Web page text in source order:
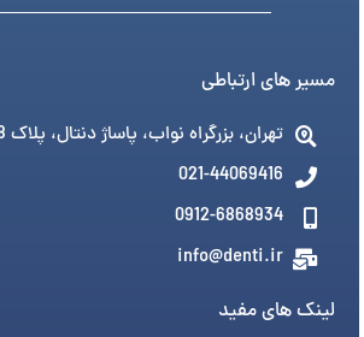
مسیر های ارتباطی
تهران، بزرگراه نواب، پاساژ دنتال، پلاک 128
021-44069416
0912-6868934
info@denti.ir
لینک های مفید